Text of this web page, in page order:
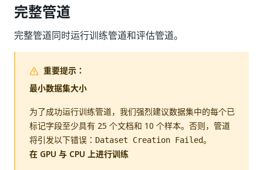
完整管道
完整管道同时运行训练管道和评估管道。
重要提示：
最小数据集大小
为了成功运行训练管道，我们强烈建议数据集中的每个已
标记字段至少具有 25 个文档和 10 个样本。否则，管道
将引发以下错误： Dataset Creation Failed。
在 GPU 与 CPU 上进行训练